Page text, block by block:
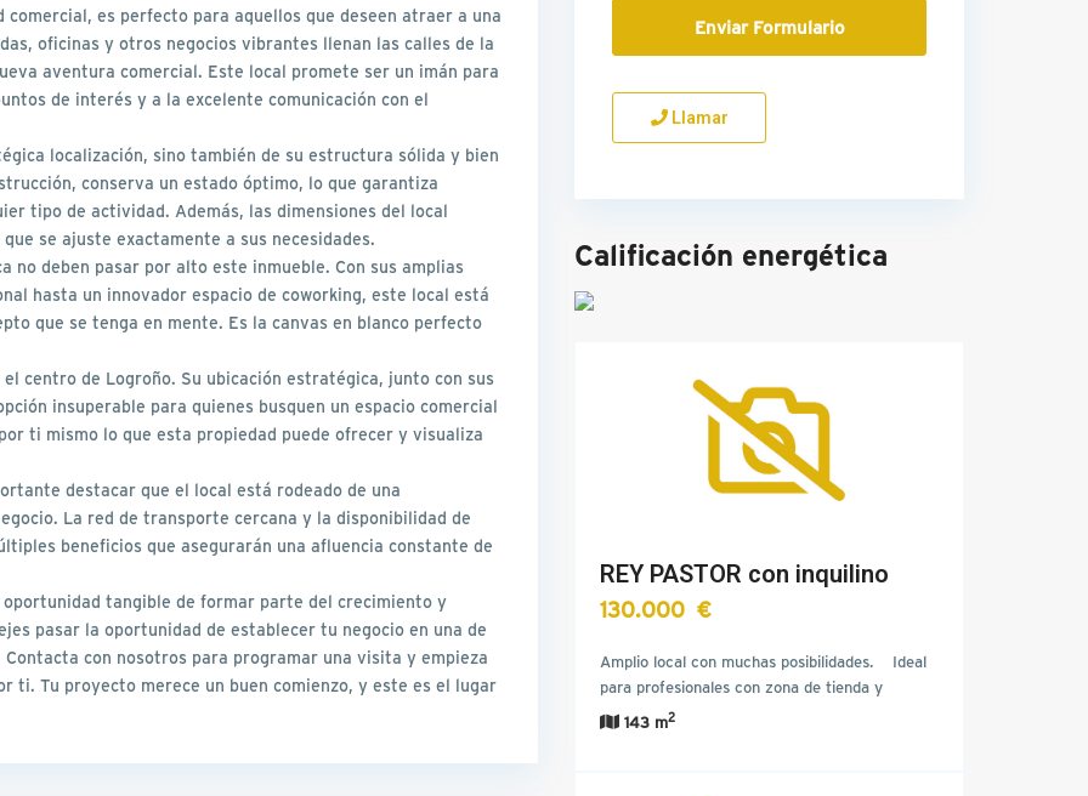
es perfecto para aquellos que deseen atraer a una
oficinas y otros negocios vibrantes llenan las calles de la
aventura comercial. Este local promete ser un imán para
de interés y a la excelente comunicación con el
localización, sino también de su estructura sólida y bien
conserva un estado óptimo, lo que garantiza
tipo de actividad. Además, las dimensiones del local
se ajuste exactamente a sus necesidades.
no deben pasar por alto este inmueble. Con sus amplias
hasta un innovador espacio de coworking, este local está
que se tenga en mente. Es la canvas en blanco perfecto
centro de Logroño. Su ubicación estratégica, junto con sus
insuperable para quienes busquen un espacio comercial
ti mismo lo que esta propiedad puede ofrecer y visualiza
destacar que el local está rodeado de una
La red de transporte cercana y la disponibilidad de
beneficios que asegurarán una afluencia constante de
oportunidad tangible de formar parte del crecimiento y
pasar la oportunidad de establecer tu negocio en una de
con nosotros para programar una visita y empieza
ti. Tu proyecto merece un buen comienzo, y este es el lugar
Llamar
Calificación energética
REY PASTOR con inquilino
130.000 €
Amplio local con muchas posibilidades. Ideal
para profesionales con zona de tienda y
oficinas y…
143 m2